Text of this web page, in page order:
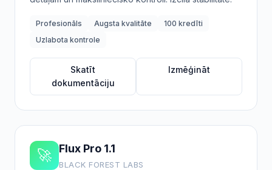
Profesionāls Augsta kvalitāte
100 kredīti
Uzlabota kontrole
Skatīt
dokumentāciju
Izmēģināt
🚀 Flux Pro 1.1
BLACK FOREST LABS